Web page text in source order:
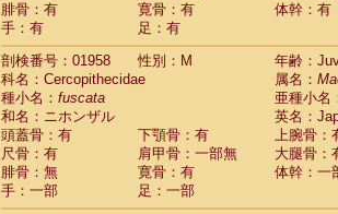
腓骨：有
寛骨：有
体幹：有
手：有
足：有
剖検番号：01958
性別：M
年齢：
科名：Cercopithecidae
属名：
種小名： fuscata
亜種小名
和名：ニホンザル
英名：
頭蓋骨：有
下顎骨：有
上腕骨：
尺骨：有
肩甲骨：一部無
大腿骨：
腓骨：無
寛骨：有
体幹：一
手：一部
足：一部